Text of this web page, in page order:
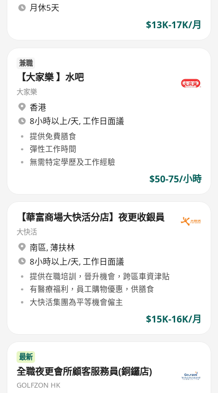
月休5天
$13K-17K/月
兼職
【大家樂 】水吧
大家樂
香港
8小時以上/天, 工作日面議
提供免費膳食
彈性工作時間
無需特定學歷及工作經驗
$50-75/小時
【華富商場大快活分店】夜更收銀員
大快活
南區, 薄扶林
8小時以上/天, 工作日面議
提供在職培訓，晉升機會，跨區車資津貼
有醫療福利，員工購物優惠，供膳食
大快活集團為平等機會僱主
$15K-16K/月
最新
全職夜更會所顧客服務員(銅鑼店)
GOLFZON HK